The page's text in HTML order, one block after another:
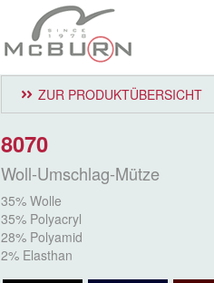
ZUR PRODUKTÜBERSICHT
8070
Woll-Umschlag-Mütze
35% Wolle
35% Polyacryl
28% Polyamid
2% Elasthan